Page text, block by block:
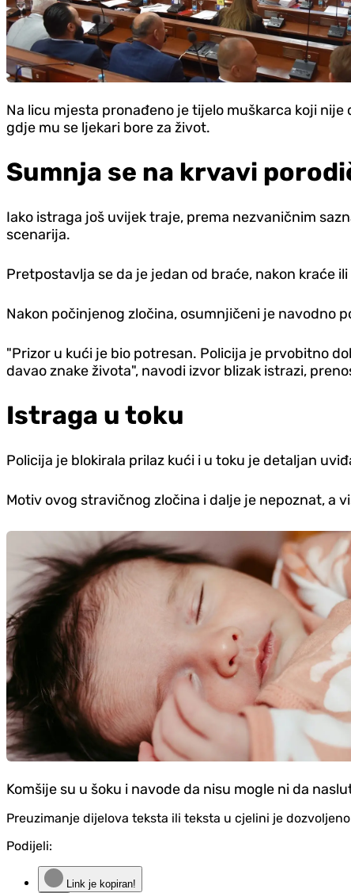
Na licu mjesta pronađeno je tijelo muškarca koji
gdje mu se ljekari bore za život.
Sumnja se na krvavi
Iako istraga još uvijek traje, prema nezvaničnim
scenarija.
Pretpostavlja se da je jedan od braće, nakon kraće
Nakon počinjenog zločina, osumnjičeni je navodno
"Prizor u kući je bio potresan. Policija je prvobitno
davao znake života", navodi izvor blizak istrazi,
Istraga u toku
Policija je blokirala prilaz kući i u toku je detaljan
Motiv ovog stravičnog zločina i dalje je nepoznat, a
Komšije su u šoku i navode da nisu mogle ni da
Preuzimanje dijelova teksta ili teksta u cjelini je
Podijeli:
Link je kopiran!